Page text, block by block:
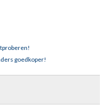
goedkoper!